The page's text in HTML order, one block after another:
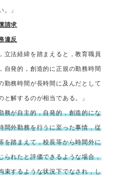
。」
請求
違反
立法経緯を踏まえると，教育職員
自発的，創造的に正規の勤務時間
勤務時間が長時間に及んだとして
解するのが相当である。」
務が自主的，自発的，創造的にな
間外勤務を行うに至った事情，従
を踏まえて，校長等から時間外に
られたと評価できるような場合，
束するような状況下でなされ，し